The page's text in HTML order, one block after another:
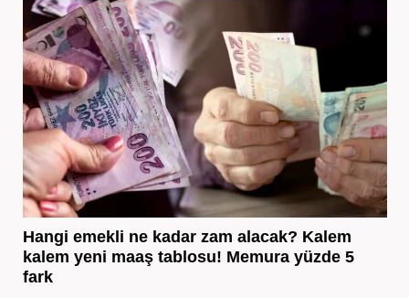
Hangi emekli ne kadar zam alacak? Kalem
kalem yeni maaş tablosu! Memura yüzde 5
fark